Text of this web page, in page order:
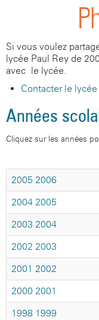
Si vous voulez
lycée Paul Rey de
avec le lycée.
Contacter le lycée
Années
Cliquez sur les années
2005-2006
2004-2005
2003-2004
2002-2003
2001-2002
2000-2001
1998-1999